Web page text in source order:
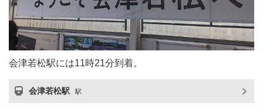
会津若松駅には11時21分到着。
会津若松駅 駅